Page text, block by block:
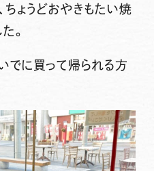
ちょうどおやきもたい焼
。
でに買って帰られる方